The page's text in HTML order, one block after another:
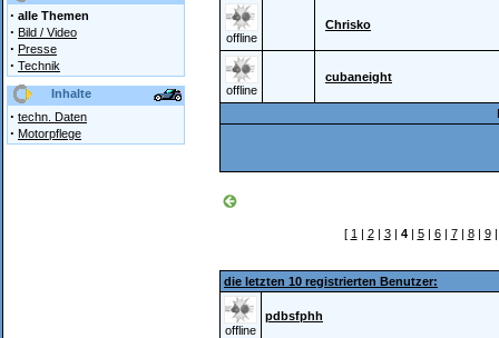
· alle Themen
· Bild / Video
· Presse
· Technik
Inhalte
· techn. Daten
· Motorpflege
offline
Chrisko
offline
cubaneight
[ 1 | 2| 3| 4| 5| 6| 7| 8| 9
die letzten 10 registrierten Benutzer:
offline
pdbsfphh